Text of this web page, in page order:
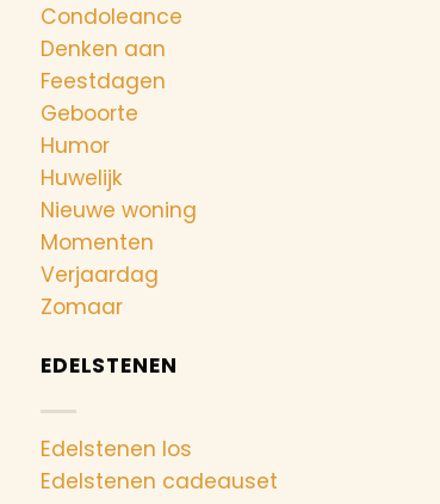
Condoleance
Denken aan
Feestdagen
Geboorte
Humor
Huwelijk
Nieuwe woning
Momenten
Verjaardag
Zomaar
EDELSTENEN
Edelstenen los
Edelstenen cadeauset